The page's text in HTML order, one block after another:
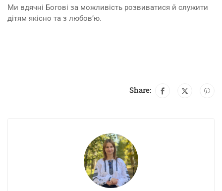
Ми вдячні Богові за можливість розвиватися й служити
дітям якісно та з любов’ю.
Share: